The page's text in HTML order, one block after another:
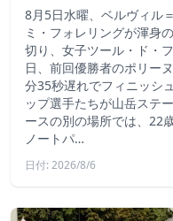
8月5日水曜、ベルヴィル
ミ・フォレリングが渾身
切り、女子ツール・ド・
日、前回優勝者のポリー
分35秒遅れでフィニッシ
ップ選手たちが山岳ステ
ースの別の場所では、22
ノートパ…
日付: 2026/8/6